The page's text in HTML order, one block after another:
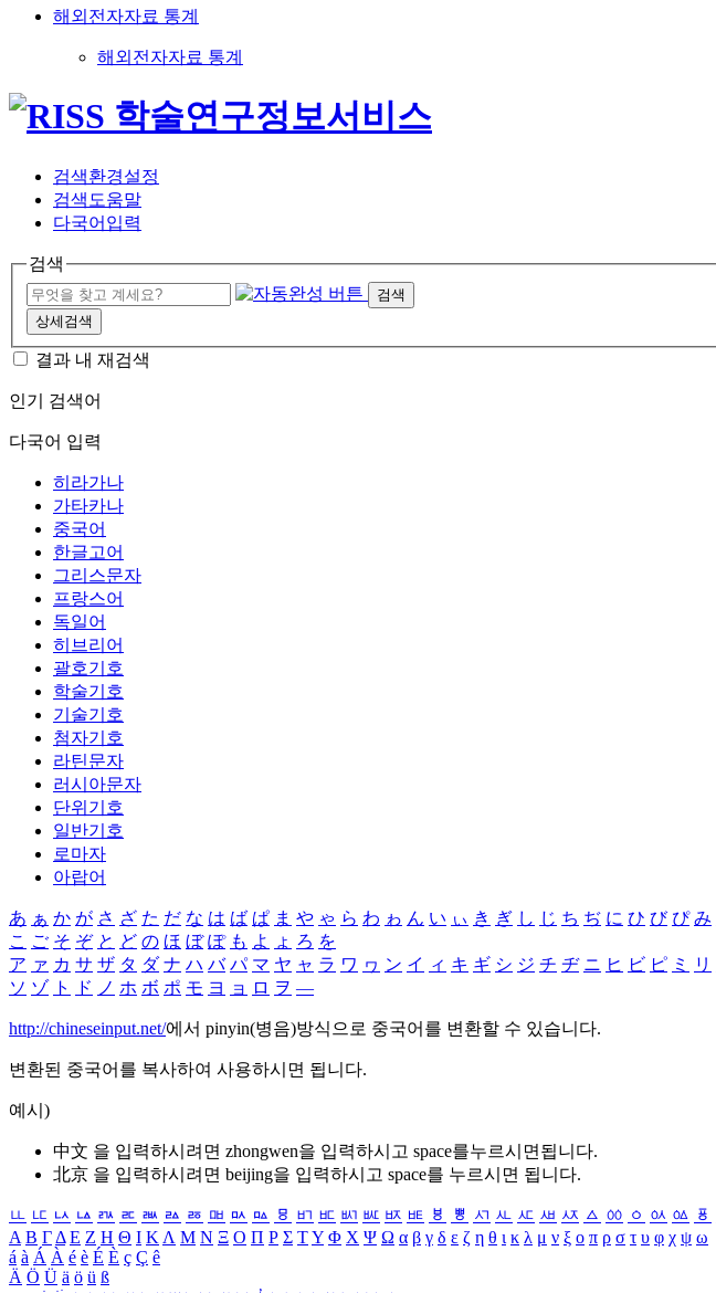
해외전자자료 통계
해외전자자료 통계
검색환경설정
검색도움말
다국어입력
검색
검색
상세검색
결과 내 재검색
인기 검색어
다국어 입력
히라가나
가타카나
중국어
한글고어
그리스문자
프랑스어
독일어
히브리어
괄호기호
학술기호
기술기호
첨자기호
라틴문자
러시아문자
단위기호
일반기호
로마자
아랍어
あ ぁ か が さ ざ た だ な は ば ぱ ま や ゃ ら わ ゎ ん い ぃ き ぎ し じ ち ぢ に ひ び ぴ み
こ ご そ ぞ と ど の ほ ぼ ぽ も よ ょ ろ を
ア ァ カ サ ザ タ ダ ナ ハ バ パ マ ヤ ャ ラ ワ ヮ ン イ ィ キ ギ シ ジ チ ヂ ニ ヒ ビ ピ ミ リ
ソ ゾ ト ド ノ ホ ボ ポ モ ヨ ョ ロ ヲ ―
http://chineseinput.net/에서 pinyin(병음)방식으로 중국어를 변환할 수 있습니다.
변환된 중국어를 복사하여 사용하시면 됩니다.
예시)
中文 을 입력하시려면 zhongwen을 입력하시고 space를누르시면됩니다.
北京 을 입력하시려면 beijing을 입력하시고 space를 누르시면 됩니다.
ㅥ ㅦ ㅧ ㅨ ㅩ ㅪ ㅫ ㅬ ㅭ ㅮ ㅯ ㅰ ㅱ ㅲ ㅳ ㅴ ㅵ ㅶ ㅷ ㅸ ㅹ ㅺ ㅻ ㅼ ㅽ ㅾ ㅿ ㆀ ㆁ ㆂ ㆃ ㆄ
Α Β ΓΔ Ε Ζ Η Θ Ι ΚΛ Μ Ν Ξ Ο Π Ρ Σ ΤΥ Φ Χ Ψ Ω α β γ δ ε ζ η θ ι κ λ μ ν ξ ο π ρ σ τ υ φ χ ψ ω
á à Á À é è É È ç Ç ê
Ä Ö Ü ä ö ü ß